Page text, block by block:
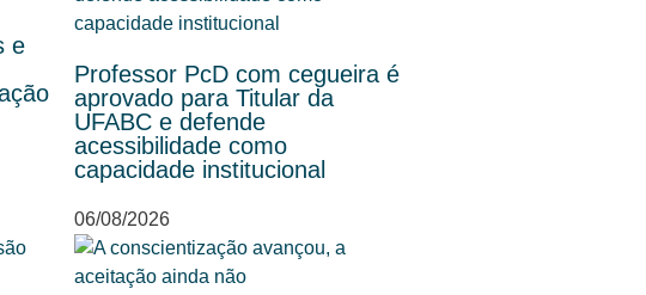
e
Professor PcD com cegueira é
aprovado para Titular da
UFABC e defende
acessibilidade como
capacidade institucional
06/08/2026